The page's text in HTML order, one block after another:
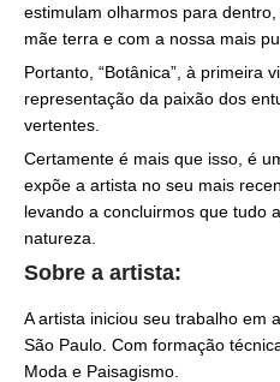
estimulam olharmos para
mãe terra e com a nossa mais
Portanto, “Botânica”, à primeira
representação da paixão dos
vertentes.
Certamente é mais que isso, é
expõe a artista no seu mais
levando a concluirmos que tudo
natureza.
Sobre a artista:
A artista iniciou seu trabalho em
São Paulo. Com formação
Moda e Paisagismo.